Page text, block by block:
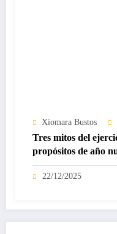
Xiomara Bustos
Tres mitos del
propósitos de año
22/12/2025